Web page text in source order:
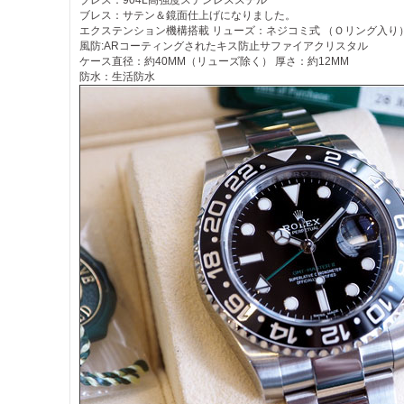
ブレス：サテン＆鏡面仕上げになりました。
エクステンション機構搭載 リューズ：ネジコミ式 （Ｏリング入り
風防:ARコーティングされたキス防止サファイアクリスタル
ケース直径：約40MM（リューズ除く） 厚さ：約12MM
防水：生活防水